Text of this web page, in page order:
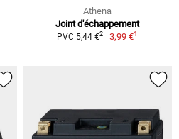
Athena
Joint d'échappement
PVC 5,44 €2 3,99 €1